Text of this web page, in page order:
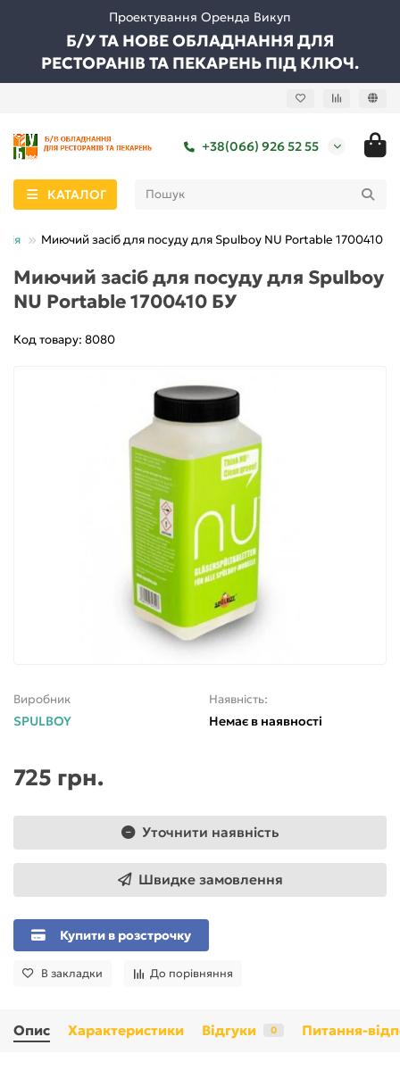
Проектування Оренда Викуп
Б/У ТА НОВЕ ОБЛАДНАННЯ ДЛЯ
РЕСТОРАНІВ ТА ПЕКАРЕНЬ ПІД КЛЮЧ.
+38(066) 926 52 55
КАТАЛОГ
Миючий засіб для посуду для Spulboy NU Portable 1700410 БУ
Миючий засіб для посуду для Spulboy
NU Portable 1700410 БУ
Код товару: 8080
Виробник
SPULBOY
Наявність:
Немає в наявності
725 грн.
Уточнити наявність
Швидке замовлення
Купити в розстрочку
В закладки До порівняння
Опис Характеристики Відгуки 0 Питання-